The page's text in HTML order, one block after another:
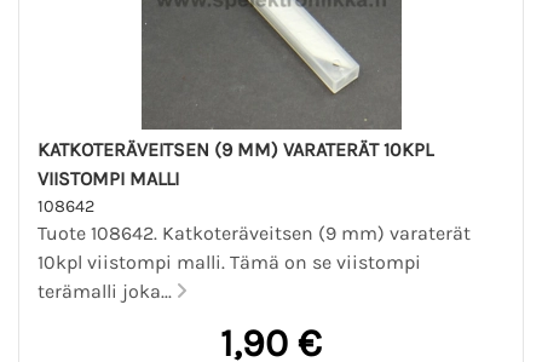
KATKOTERÄVEITSEN (9 MM) VARATERÄT 10KPL
VIISTOMPI MALLI
108642
Tuote 108642. Katkoteräveitsen (9 mm) varaterät
10kpl viistompi malli. Tämä on se viistompi
terämalli joka...
1,90 €